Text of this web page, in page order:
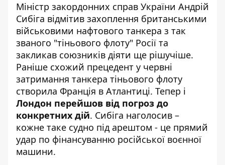
Міністр закордонних справ України Андрій
Сибіга відмітив захоплення британськими
військовими нафтового танкера з так
званого "тіньового флоту" Росії та
закликав союзників діяти ще рішучіше.
Раніше схожий прецедент у червні
затримання танкера тіньового флоту
створила Франція в Атлантиці. Тепер і
Лондон перейшов від погроз до
конкретних дій. Сибіга наголосив –
кожне таке судно під арештом - це прямий
удар по фінансуванню російської воєнної
машини.